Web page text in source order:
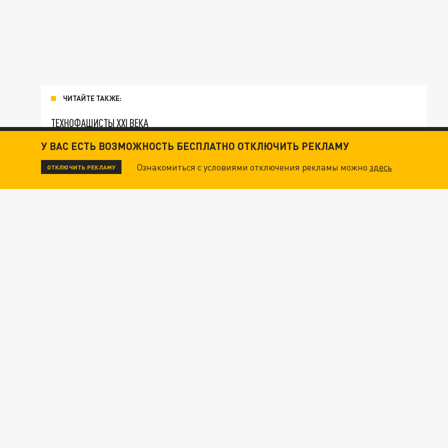
ЧИТАЙТЕ ТАКЖЕ:
ТЕХНОФАШИСТЫ XXI ВЕКА
ОПЛЕУХА МАСКУ. "ПОРА СНЯТЬ БЕЛЫЕ ПЕРЧАТКИ": КАК УНИЧТОЖИТЬ STARLINK
У ВАС ЕСТЬ ВОЗМОЖНОСТЬ БЕСПЛАТНО ОТКЛЮЧИТЬ РЕКЛАМУ
ОТКЛЮЧИТЬ РЕКЛАМУ Ознакомиться с условиями отключения рекламы можноздесь